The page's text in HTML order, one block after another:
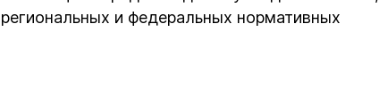
и федеральных нормативных